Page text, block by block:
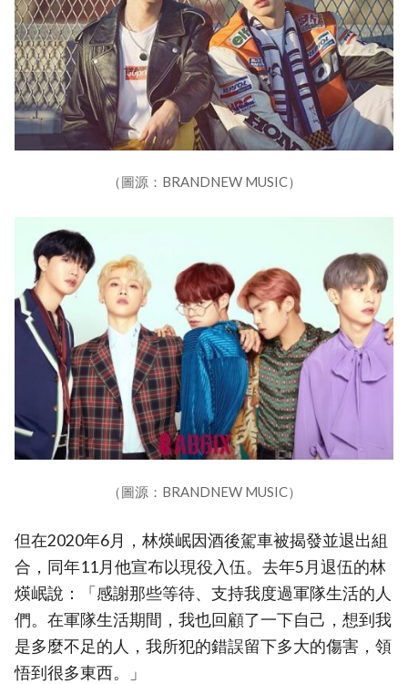
（圖源：BRANDNEW MUSIC）
（圖源：BRANDNEW MUSIC）
但在2020年6月，林煐岷因酒後駕車被揭發並退出組
合，同年11月他宣布以現役入伍。去年5月退伍的林
煐岷說：「感謝那些等待、支持我度過軍隊生活的人
們。在軍隊生活期間，我也回顧了一下自己，想到我
是多麼不足的人，我所犯的錯誤留下多大的傷害，領
悟到很多東西。」